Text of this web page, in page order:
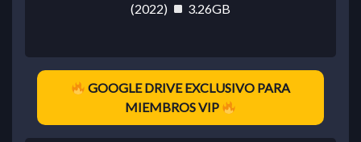
(2022)
3.26GB
GOOGLE DRIVE EXCLUSIVO PARA
MIEMBROS VIP